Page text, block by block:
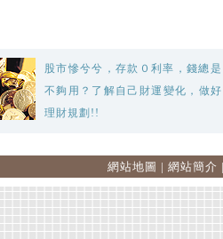
股市慘兮兮，存款０利率，錢總是
不夠用？了解自己財運變化，做好
理財規劃!!
網站地圖 | 網站簡介